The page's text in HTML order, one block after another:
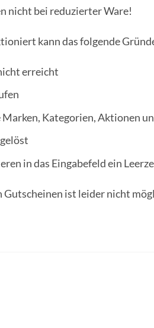
nicht bei reduzierter Ware!
kann das folgende
erreicht
Kategorien, Aktionen
in das Eingabefeld ein
Gutscheinen ist leider nicht